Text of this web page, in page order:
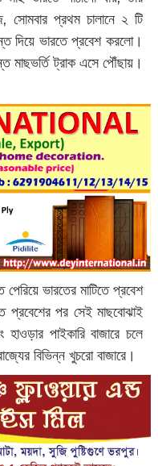
সোমবার প্রথম চালানে ‌২ টি
দিয়ে ভারতে প্রবেশ করলো।
মাছভর্তি ট্রাক এসে পৌঁছায়।
ভারতের মাটিতে প্রবেশ
প্রবেশের পর সেই মাছবোঝাই
পাইকারি বাজারে চলে
বিভিন্ন খুচরো বাজারে।